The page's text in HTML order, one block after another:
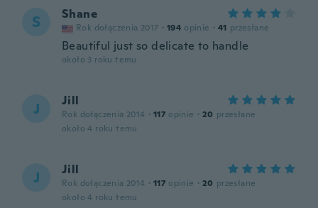
S Shane
Rok dołączenia 2017 · 194 opinie · 41 przesłane
Beautiful just so delicate to handle
około 3 roku temu
J Jill
Rok dołączenia 2014 · 117 opinie · 20 przesłane
około 4 roku temu
J Jill
Rok dołączenia 2014 · 117 opinie · 20 przesłane
około 4 roku temu